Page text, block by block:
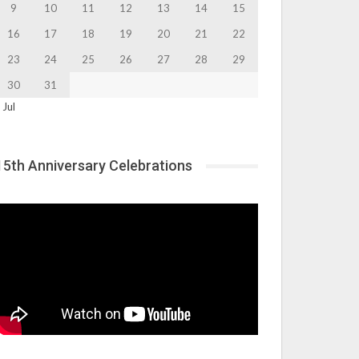
9 10 11 12 13 14
15
16
17 18 19 20 21
22
23
24 25 26 27 28
29
30
31
Jul
Anniversary Celebrations